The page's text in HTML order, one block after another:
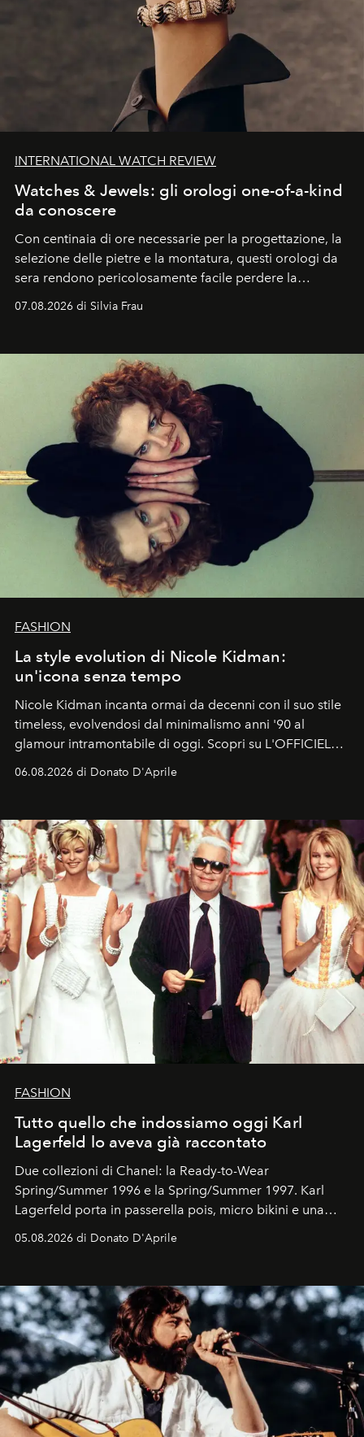
INTERNATIONAL WATCH REVIEW
Watches & Jewels: gli orologi one-of-a-kind
da conoscere
Con centinaia di ore necessarie per la progettazione, la
selezione delle pietre e la montatura, questi orologi da
sera rendono pericolosamente facile perdere la
07.08.2026 di Silvia Frau
FASHION
La style evolution di Nicole Kidman:
un'icona senza tempo
Nicole Kidman incanta ormai da decenni con il suo stile
timeless, evolvendosi dal minimalismo anni '90 al
glamour intramontabile di oggi. Scopri su L'OFFICIEL
06.08.2026 di Donato D'Aprile
FASHION
Tutto quello che indossiamo oggi Karl
Lagerfeld lo aveva già raccontato
Due collezioni di Chanel: la Ready-to-Wear
Spring/Summer 1996 e la Spring/Summer 1997. Karl
Lagerfeld porta in passerella pois, micro bikini e una
Kate, Claudia e Carla una dietro l'altra. Trent'anni dopo,
uno dei documenti più contemporanei che abbiamo.
05.08.2026 di Donato D'Aprile